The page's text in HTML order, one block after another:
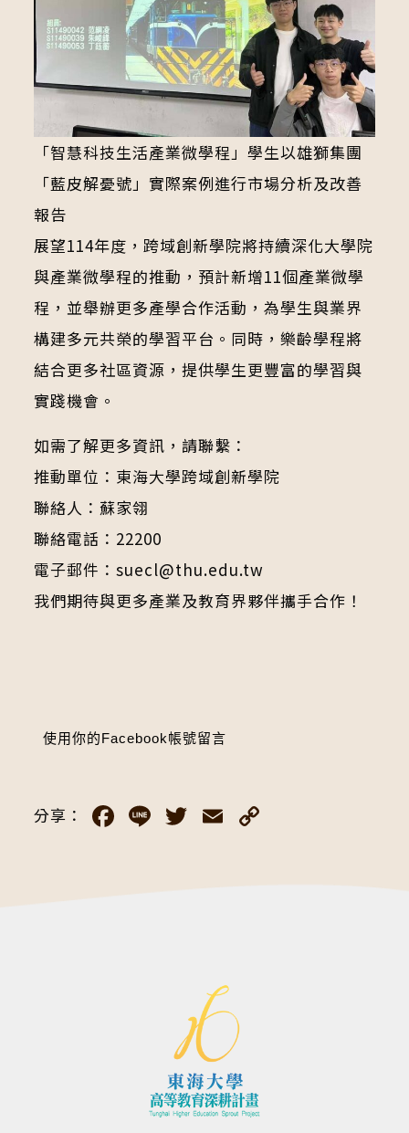
「智慧科技生活產業微學程」學生以雄獅集團
「藍皮解憂號」實際案例進行市場分析及改善
報告
展望114年度，跨域創新學院將持續深化大學院
與產業微學程的推動，預計新增11個產業微學
程，並舉辦更多產學合作活動，為學生與業界
構建多元共榮的學習平台。同時，樂齡學程將
結合更多社區資源，提供學生更豐富的學習與
實踐機會。
如需了解更多資訊，請聯繫：
推動單位：東海大學跨域創新學院
聯絡人：蘇家翎
聯絡電話：22200
電子郵件：suecl@thu.edu.tw
我們期待與更多產業及教育界夥伴攜手合作！
使用你的Facebook帳號留言
分享： Facebook
LineTwitter
Email